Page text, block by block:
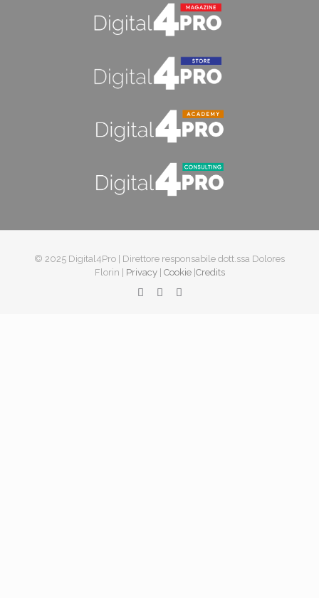
© 2025 Digital4Pro | Direttore responsabile dott.ssa Dolores
Florin | Privacy| Cookie|Credits